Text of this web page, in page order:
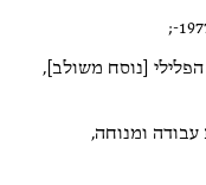
[נוסח משולב],
ומנוחה,